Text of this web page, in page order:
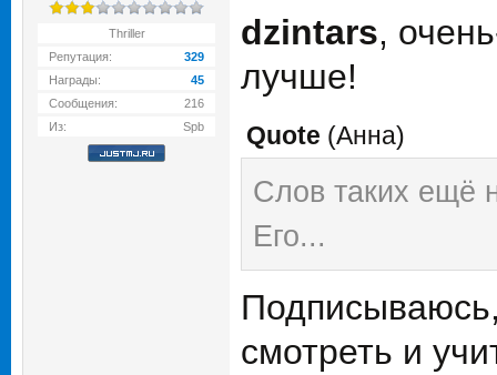
Thriller
Репутация:
329
Награды:
45
Сообщения:
216
Из:
Spb
Вот этот
Майкла!
dzintars,
лучше!
Quote (Анна)
Слов таких ещё
Его...
смотреть и